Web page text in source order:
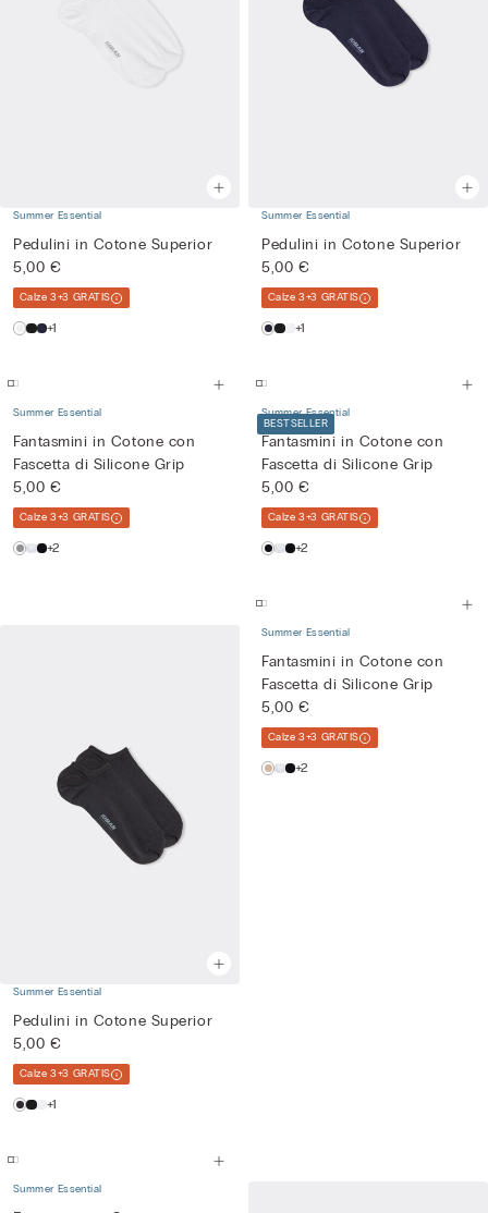
Summer Essential
Pedulini in Cotone Superior
5,00 €
Calze 3+3 GRATIS
+1
Summer Essential
Pedulini in Cotone Superior
5,00 €
Calze 3+3 GRATIS
+1
Summer Essential
Fantasmini in Cotone con
Fascetta di Silicone Grip
5,00 €
Calze 3+3 GRATIS
+2
BESTSELLER
Summer Essential
Fantasmini in Cotone con
Fascetta di Silicone Grip
5,00 €
Calze 3+3 GRATIS
+2
Summer Essential
Pedulini in Cotone Superior
5,00 €
Calze 3+3 GRATIS
+1
Summer Essential
Fantasmini in Cotone con
Fascetta di Silicone Grip
5,00 €
Calze 3+3 GRATIS
+2
Summer Essential